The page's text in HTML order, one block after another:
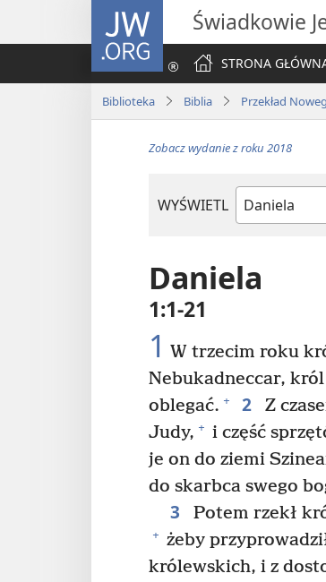
JW.ORG Świadkowie
STRONA
Biblioteka Biblia Przekład
Zobacz wydanie z roku 2018
WYŚWIETL
według
biblijnych
Daniela
1:1-21
1 W trzecim roku
Nebukadneccar,
oblegać. + 2
Z
Judy, + i część
je on do ziemi
do skarbca swego
3 Potem rzekł
+ żeby
królewskich, i z